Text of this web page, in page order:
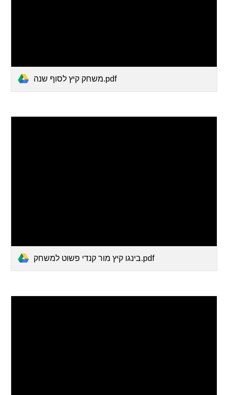
משחק קיץ לסוף שנה.pdf
בינגו קיץ מור קנדי פשוט למשחק.pdf